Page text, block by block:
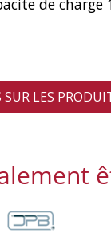
de charge
LES